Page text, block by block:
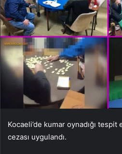
Kocaeli’de kumar oynadığı
cezası uygulandı.